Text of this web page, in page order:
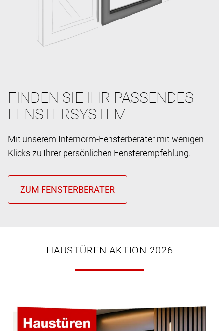
FINDEN SIE IHR PASSENDES
FENSTERSYSTEM
Mit unserem Internorm-Fensterberater mit wenigen
Klicks zu Ihrer persönlichen Fensterempfehlung.
HAUSTÜREN AKTION 2026